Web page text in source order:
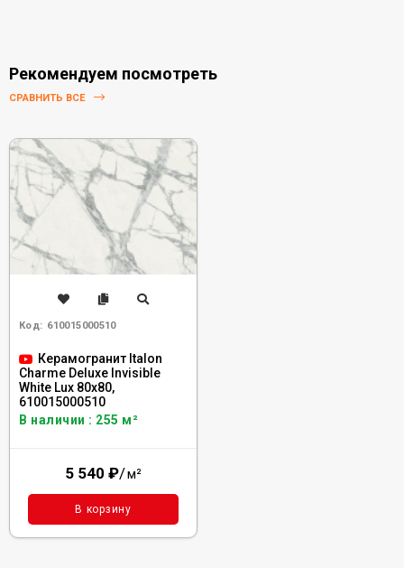
Рекомендуем посмотреть
СРАВНИТЬ ВСЕ
Код: 610015000510
Керамогранит Italon
Charme Deluxe Invisible
White Lux 80x80,
610015000510
В наличии : 255 м²
5 540 ₽/м²
В корзину